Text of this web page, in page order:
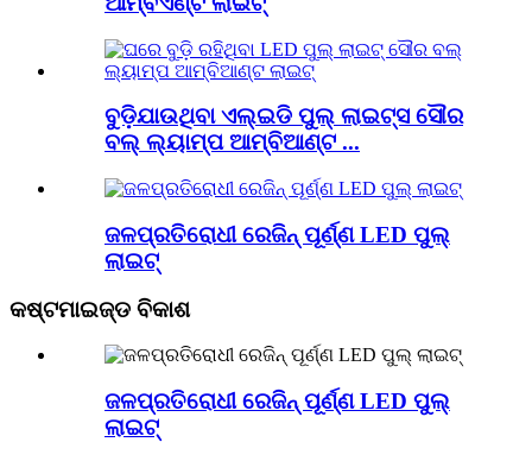
ବୁଡ଼ିଯାଉଥିବା ଏଲ୍ଇଡି ପୁଲ୍ ଲାଇଟ୍ସ ସୌର
ବଲ୍ ଲ୍ୟାମ୍ପ ଆମ୍ବିଆଣ୍ଟ ...
ଜଳପ୍ରତିରୋଧୀ ରେଜିନ୍ ପୂର୍ଣ୍ଣ LED ପୁଲ୍
ଲାଇଟ୍
କଷ୍ଟମାଇଜ୍ଡ ବିକାଶ
ଜଳପ୍ରତିରୋଧୀ ରେଜିନ୍ ପୂର୍ଣ୍ଣ LED ପୁଲ୍
ଲାଇଟ୍